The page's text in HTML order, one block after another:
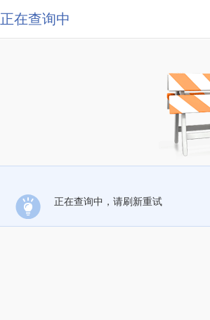
正在查询中
正在查询中，请刷新重试